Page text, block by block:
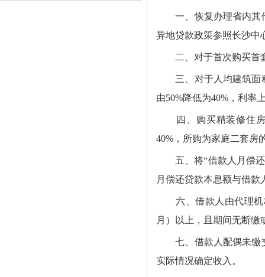
一、恢复办理省内其
异地贷款政策参照长沙中
二、 对于首次购买首
三、 对于人均建筑面
由50%降低为40% ，利率
四、 购买精装修住
40% ，所购为家庭二套房
五、将“借款人月偿
月偿还贷款本息额与借
六、借款人由代理
月）以上，且期间无断
七、 借款人配偶未缴
实际情况确定收入。